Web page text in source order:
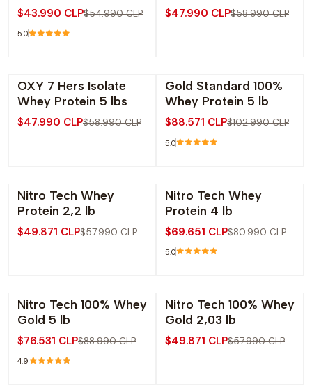
$43.990 CLP$54.990 CLP
5.0
$47.990 CLP$58.990 CLP
-19% OFF
OXY 7 Hers Isolate
Whey Protein 5 lbs
$47.990 CLP$58.990 CLP
-14% OFF
Gold Standard 100%
Whey Protein 5 lb
$88.571 CLP$102.990 CLP
5.0
-14% OFF
Nitro Tech Whey
Protein 2,2 lb
$49.871 CLP$57.990 CLP
-14% OFF
Nitro Tech Whey
Protein 4 lb
$69.651 CLP$80.990 CLP
5.0
-14% OFF
Nitro Tech 100% Whey
Gold 5 lb
$76.531 CLP$88.990 CLP
4.9
-14% OFF
Nitro Tech 100% Whey
Gold 2,03 lb
$49.871 CLP$57.990 CLP